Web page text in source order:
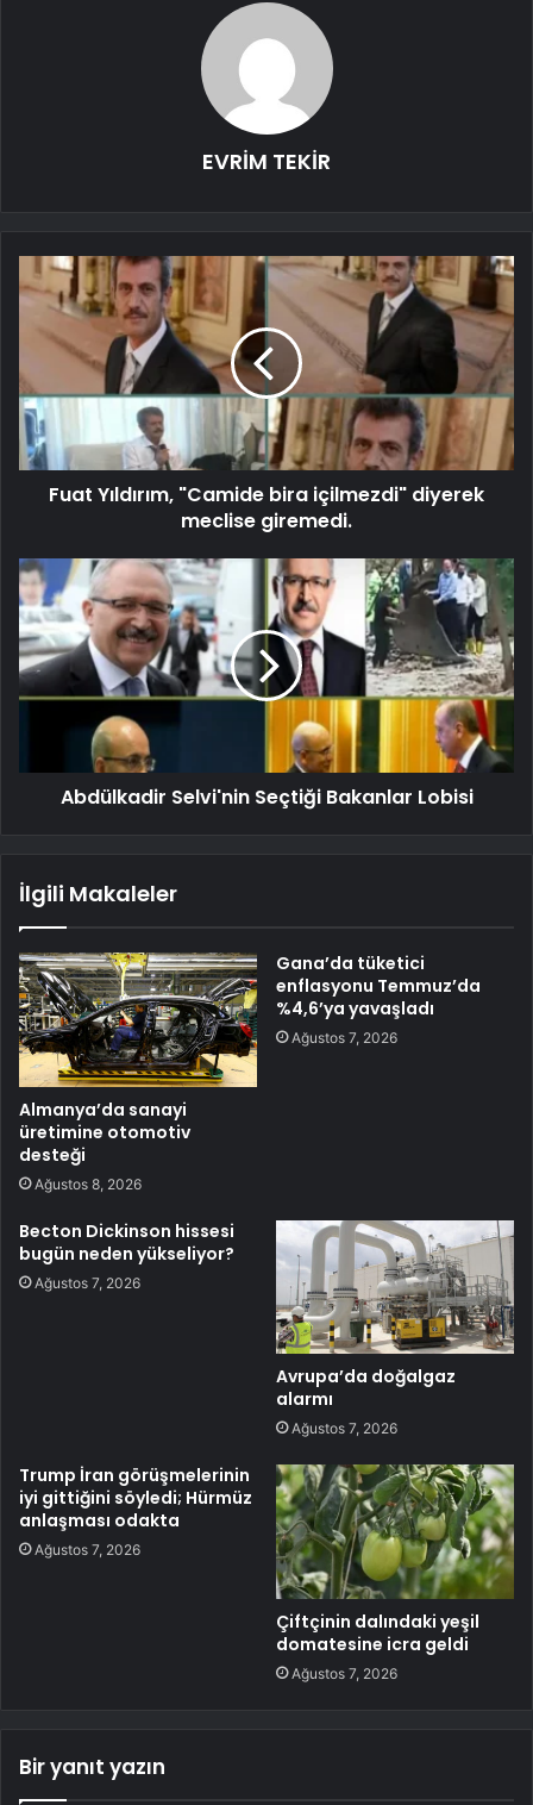
EVRİM TEKİR
Fuat Yıldırım, "Camide bira içilmezdi" diyerek
meclise giremedi.
Abdülkadir Selvi'nin Seçtiği Bakanlar Lobisi
İlgili Makaleler
Almanya’da sanayi
üretimine otomotiv
desteği
Ağustos 8, 2026
Gana’da tüketici
enflasyonu Temmuz’da
%4,6’ya yavaşladı
Ağustos 7, 2026
Becton Dickinson hissesi
bugün neden yükseliyor?
Ağustos 7, 2026
Avrupa’da doğalgaz
alarmı
Ağustos 7, 2026
Trump İran görüşmelerinin
iyi gittiğini söyledi; Hürmüz
anlaşması odakta
Ağustos 7, 2026
Çiftçinin dalındaki yeşil
domatesine icra geldi
Ağustos 7, 2026
Bir yanıt yazın